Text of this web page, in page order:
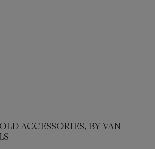
ACCESSORIES, BY VAN